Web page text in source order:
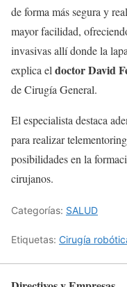
de forma más segura y
mayor facilidad,
invasivas allí donde la
explica el doctor David
de Cirugía General.
El especialista destaca
para realizar
posibilidades en la
cirujanos.
Categorías: SALUD
Etiquetas: Cirugía